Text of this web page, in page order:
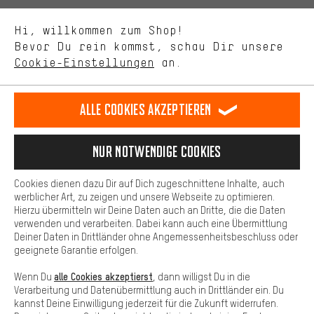
Sprache"
Deutsch
DE english
EN español
ES français
FR
VERTRAG WIDERRUFEN Aachener Community Affiliateprogramm
Datenschutz Allgemeine Geschäftsbedingungen
Hinweisgebersystem Hinweise zur Batterieentsorgung
Cookie-Einstellungen Kontrast ändern
Alle Preise verstehen sich in Euro und exkl. MwSt zuzüglich
Versandkostenfür Lieferung nachUSA.
Hi, willkommen zum Shop!
Bevor Du rein kommst, schau Dir unsere
Cookie-Einstellungen an.
Uns interessiert, was Du in unserem Shop suchst und brauchst.
selbst Einfluss auf die Verbesserung unserer Webseite und
unseres Shop-Angebots.
Dein Shopping-Erlebnis wird komfortabler. Mit Komfort-Cookies
stellen wir Verknüpfungen zu Social Media Plattformen her. So
können wir dir weitere nützliche Inhalte und Informationen zur
Verfügung stellen. Zudem hast du die Möglichkeit zusätzliche
Services zu nutzen, die es dir erleichtern die richtigen Produkte zu
finden. Beispielsweise bieten wir eine Chat-Funktion an, damit
Fragen schnell und unkompliziert beantwortet werden können.
Basis
Basis-Cookies gewährleisten, dass Du unsere Webseite
grundsätzlich nutzen kannst.
Alle Cookies akzeptieren
Nur Notwendige Cookies
Cookies dienen dazu Dir auf Dich zugeschnittene Inhalte, auch
werblicher Art, zu zeigen und unsere Webseite zu optimieren.
Hierzu übermitteln wir Deine Daten auch an Dritte, die die Daten
verwenden und verarbeiten. Dabei kann auch eine Übermittlung
Deiner Daten in Drittländer ohne Angemessenheitsbeschluss oder
geeignete Garantie erfolgen.
Wenn Du alle Cookies akzeptierst , dann willigst Du in die
Verarbeitung und Datenübermittlung auch in Drittländer ein. Du
kannst Deine Einwilligung jederzeit für die Zukunft widerrufen.